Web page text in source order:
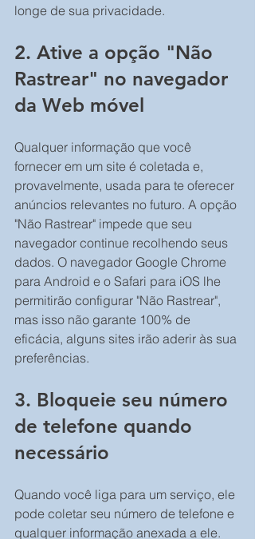
longe de sua privacidade.
2. Ative a opção "Não
Rastrear" no navegador
da Web móvel
Qualquer informação que você
fornecer em um site é coletada e,
provavelmente, usada para te oferecer
anúncios relevantes no futuro. A opção
"Não Rastrear" impede que seu
navegador continue recolhendo seus
dados. O navegador Google Chrome
para Android e o Safari para iOS lhe
permitirão configurar "Não Rastrear",
mas isso não garante 100% de
eficácia, alguns sites irão aderir às sua
preferências.
3. Bloqueie seu número
de telefone quando
necessário
Quando você liga para um serviço, ele
pode coletar seu número de telefone e
qualquer informação anexada a ele.